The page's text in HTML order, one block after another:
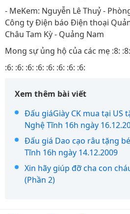
- MeKem: Nguyễn Lê Thuỷ -
Công ty Điện báo Điện thoại
Châu Tam Kỳ - Quảng Nam
Mong sự ủng hộ của các mẹ :8:
:6: :6: :6: :6: :6: :6: :6: :6:
Xem thêm bài viết
Đấu giáGiày CK mua tại US
Nghệ Tĩnh 16h ngày
Đấu giá Dao cạo râu tặng
Tĩnh 16h ngày 14.12.2009
Xin hãy giúp đỡ cha con
(Phần 2)